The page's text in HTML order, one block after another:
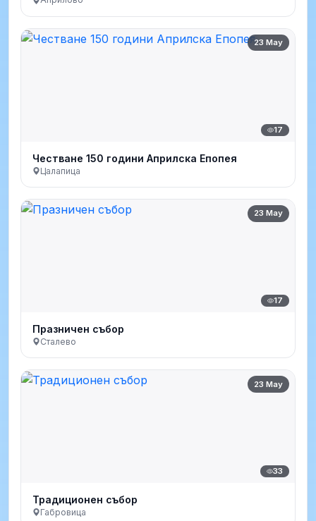
23 May
17
Честване 150 години Априлска Епопея
Цалапица
23 May
17
Празничен събор
Сталево
23 May
33
Традиционен събор
Габровица